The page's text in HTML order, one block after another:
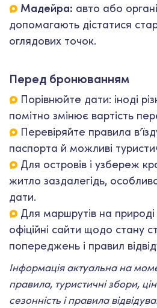
Мадейра: авто або
допомагають дістатися
оглядових точок.
Перед бронюванням
Порівнюйте дати: іноді
помітно змінює вартість
Перевіряйте правила
паспорта й можливі
Для островів і узбереж
житло заздалегідь,
дати.
Для маршрутів на природі
офіційні сайти щодо стану
попереджень і правил
Інформація актуальна на
правила, туристичні збори,
сезонність і правила